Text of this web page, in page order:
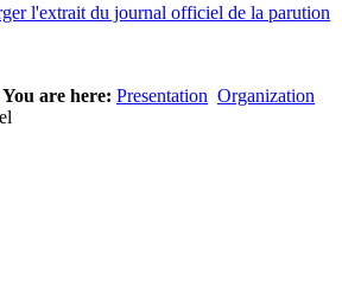
l'extrait du journal officiel de la parution
You are here: Presentation Organization